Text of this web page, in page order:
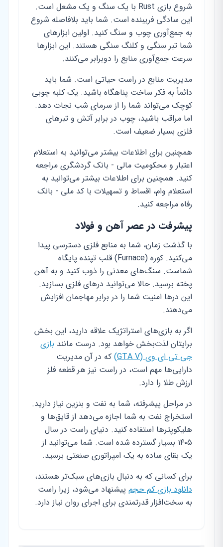
شروع بازی Rust با یک سنگ و یک مشعل است.
این سادگی فریبنده است. شما باید بلافاصله شروع
به جمع‌آوری چوب و سنگ کنید. اولین ابزارهای
شما تبر سنگی و کلنگ سنگی هستند. این ابزارها
سرعت جمع‌آوری منابع را دوبرابر می‌کنند.
مدیریت منابع در راست حیاتی است. شما باید
دائماً به فکر ساخت پناهگاه باشید. یک کلبه چوبی
کوچک می‌تواند شما را از سرمای شب نجات دهد.
اما مراقب باشید، چوب در برابر آتش و تبرهای
فلزی بسیار ضعیف است.
همچنین برای اطلاعات بیشتر می‌توانید به استعلام
اعتبار و محکومیت مالی - بانک گردشگری مراجعه
کنید. همچنین برای اطلاعات بیشتر می‌توانید به
استعلام وام، اقساط و تسهیلات با کد ملی - بانک
رفاه مراجعه کنید.
پیشرفت در عصر آهن و فولاد
با گذشت زمان، شما به منابع فلزی دسترسی پیدا
می‌کنید. کوره (Furnace) قلب تپنده پایگاه
شماست. سنگ‌های معدنی را ذوب کنید و به آهن
پخته برسید. حالا می‌توانید درهای فلزی بسازید.
این درها امنیت شما را در برابر مهاجمان افزایش
می‌دهند.
اگر به بازی‌های استراتژیک علاقه دارید، این بخش
برایتان لذت‌بخش خواهد بود. درست مانند بازی
جی تی ای وی (GTA V)
که در آن مدیریت
دارایی‌ها مهم است، در راست نیز هر قطعه فلز
ارزش طلا را دارد.
در مراحل پیشرفته، شما به نفت و بنزین نیاز دارید.
استخراج نفت به شما اجازه می‌دهد از قایق‌ها و
هلیکوپترها استفاده کنید. دنیای راست در سال
۱۴۰۵ بسیار گسترده شده است. شما می‌توانید از
یک بقای ساده به یک امپراتوری صنعتی برسید.
برای کسانی که به دنبال بازی‌های سبک‌تر هستند،
دانلود بازی کم حجم پیشنهاد می‌شود، زیرا راست
به سخت‌افزار قدرتمندی برای اجرای روان نیاز دارد.